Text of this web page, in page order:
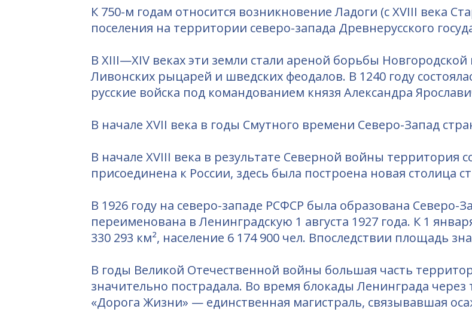
К 750-м годам относится возникновение Ладоги (с XVIII века
поселения на территории северо-запада Древнерусского
В XIII—XIV веках эти земли стали ареной борьбы Новгородской
Ливонских рыцарей и шведских феодалов. В 1240 году
русские войска под командованием князя Александра
В начале XVII века в годы Смутного времени Северо-Запад
В начале XVIII века в результате Северной войны территория
присоединена к России, здесь была построена новая столица
В 1926 году на северо-западе РСФСР была образована Северо-
переименована в Ленинградскую 1 августа 1927 года. К 1
330 293 км², население 6 174 900 чел. Впоследствии площадь
В годы Великой Отечественной войны большая часть
значительно пострадала. Во время блокады Ленинграда
«Дорога Жизни» — единственная магистраль, связывавшая